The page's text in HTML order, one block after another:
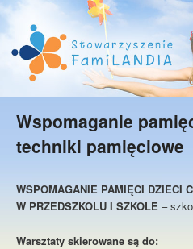
Wspomaganie
techniki pamięciowe
WSPOMAGANIE PAMIĘCI DZIECI
W PRZEDSZKOLU I SZKOLE –
Warsztaty skierowane są do: